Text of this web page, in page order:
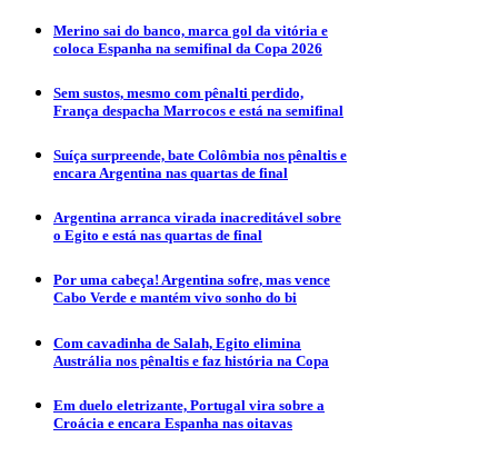
Merino sai do banco, marca gol da vitória e
coloca Espanha na semifinal da Copa 2026
Sem sustos, mesmo com pênalti perdido,
França despacha Marrocos e está na semifinal
Suíça surpreende, bate Colômbia nos pênaltis e
encara Argentina nas quartas de final
Argentina arranca virada inacreditável sobre
o Egito e está nas quartas de final
Por uma cabeça! Argentina sofre, mas vence
Cabo Verde e mantém vivo sonho do bi
Com cavadinha de Salah, Egito elimina
Austrália nos pênaltis e faz história na Copa
Em duelo eletrizante, Portugal vira sobre a
Croácia e encara Espanha nas oitavas